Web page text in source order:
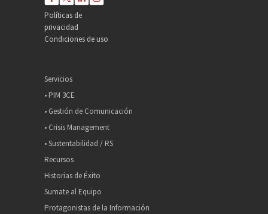
Políticas de
privacidad
Condiciones de uso
Servicios
• PIM 3CE
• Gestión de Comunicación
• Crisis Management
• Sustentabilidad / RS
Recursos
Historias de Éxito
Sumate al Equipo
Protagonistas de la Información